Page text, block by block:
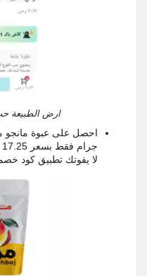
ارض الطبيعة
لا يفوتك تطبيق كود خصم